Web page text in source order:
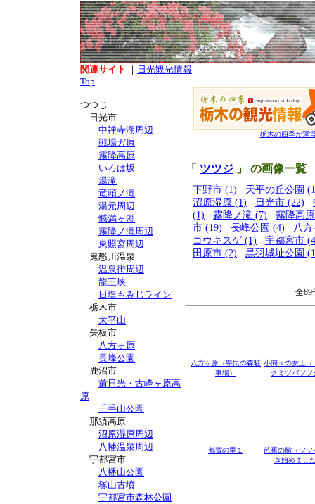
関連サイト ｜ 日光観光情報
Top
つつじ
日光市
中禅寺湖周辺
戦場ガ原
霧降高原
いろは坂
湯滝
竜頭ノ滝
湯元周辺
憾満ヶ淵
霧降ノ滝周辺
東照宮周辺
鬼怒川温泉
温泉街周辺
龍王峡
日塩もみじライン
栃木市
太平山
矢板市
八方ヶ原
長峰公園
鹿沼市
前日光・古峰ヶ原高
原
千手山公園
那須高原
沼原湿原周辺
八幡温泉周辺
宇都宮市
八幡山公園
塚山古墳
宇都宮市森林公園
栃木の四季が運
「 ツツジ 」 の画像一覧
下野市 (1)
天平の丘公園
沼原湿原 (1)
日光市 (22)
(1)
霧降ノ滝 (7)
霧降高
市 (19)
長峰公園 (4)
八
コウキスゲ (1)
宇都宮市
田原市 (2)
黒羽城址公園
全
八方ヶ原（県民の森駐
車場）
小間々の女王（
クミツバツツ
都賀の里１
芭蕉の館（ツツ
き始めまし